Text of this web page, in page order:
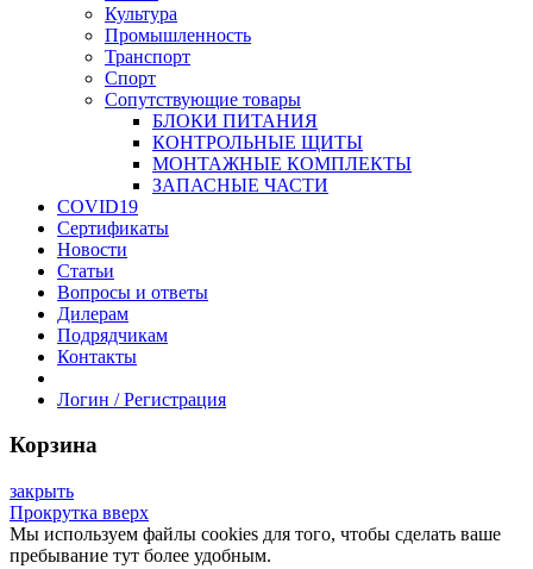
Культура
Промышленность
Транспорт
Спорт
Сопутствующие товары
БЛОКИ ПИТАНИЯ
КОНТРОЛЬНЫЕ ЩИТЫ
МОНТАЖНЫЕ КОМПЛЕКТЫ
ЗАПАСНЫЕ ЧАСТИ
COVID19
Сертификаты
Новости
Статьи
Вопросы и ответы
Дилерам
Подрядчикам
Контакты
Логин / Регистрация
Корзина
закрыть
Прокрутка вверх
Мы используем файлы cookies для того, чтобы сделать ваше
пребывание тут более удобным.